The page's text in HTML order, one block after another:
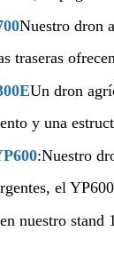
Nuestro dron
traseras
Un dron
y una
:Nuestro
el
nuestro